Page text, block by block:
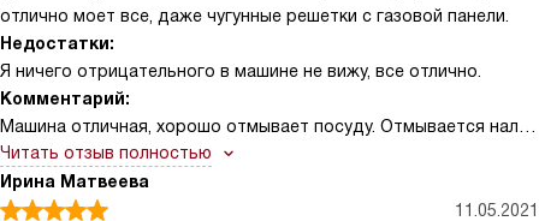
отлично моет все, даже чугунные решетки с газовой панели.
Недостатки:
Я ничего отрицательного в машине не вижу, все отлично.
Комментарий:
Машина отличная, хорошо отмывает посуду. Отмывается налет
от чая, кофе на кружках, тарелки с обратной стороны, вилки и
ложки с резными ручками. Руками это сделать
проблемно.Работает тихо, включаем ее на ночь и она не
Читать отзыв полностью
Ирина Матвеева
11.05.2021